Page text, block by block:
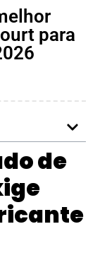
para
de